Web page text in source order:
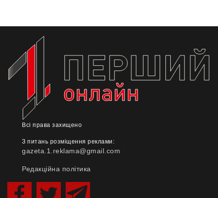
Всі права захищено
З питань розміщення реклами:
gazeta.1.reklama@gmail.com
Редакційна політика